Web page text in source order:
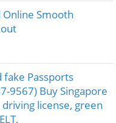
Smooth
fake Passports
9567) Buy Singapore
license, green